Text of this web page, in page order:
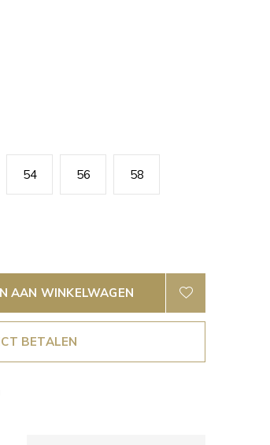
54 56 58
AAN WINKELWAGEN
BETALEN